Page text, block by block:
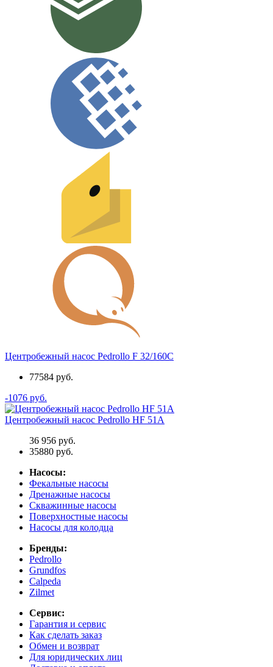
Центробежный насос Pedrollo F 32/160C
77584 руб.
-1076 руб.
Центробежный насос Pedrollo HF 51A
36 956 руб.
35880 руб.
Насосы:
Фекальные насосы
Дренажные насосы
Скважинные насосы
Поверхностные насосы
Насосы для колодца
Бренды:
Pedrollo
Grundfos
Calpeda
Zilmet
Сервис:
Гарантия и сервис
Как сделать заказ
Обмен и возврат
Для юридических лиц